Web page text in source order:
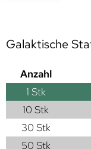
Galaktische
Anzahl
1 Stk
10 Stk
30 Stk
50 Stk